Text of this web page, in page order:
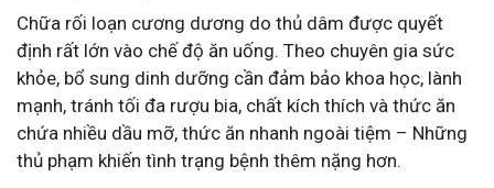
Chữa rối loạn cương dương do thủ dâm được quyết
định rất lớn vào chế độ ăn uống. Theo chuyên gia sức
khỏe, bổ sung dinh dưỡng cần đảm bảo khoa học, lành
mạnh, tránh tối đa rượu bia, chất kích thích và thức ăn
chứa nhiều dầu mỡ, thức ăn nhanh ngoài tiệm – Những
thủ phạm khiến tình trạng bệnh thêm nặng hơn.